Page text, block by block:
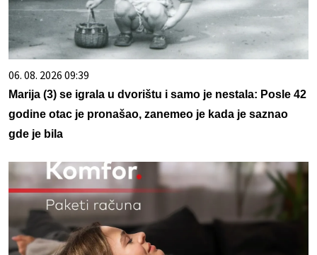
06. 08. 2026 09:39
Marija (3) se igrala u dvorištu i samo je nestala: Posle 42
godine otac je pronašao, zanemeo je kada je saznao
gde je bila